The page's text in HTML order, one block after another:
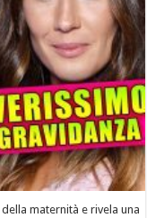
maternità e rivela una